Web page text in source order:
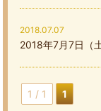
2018.07.07
2018年7月7日（
1 / 1 1